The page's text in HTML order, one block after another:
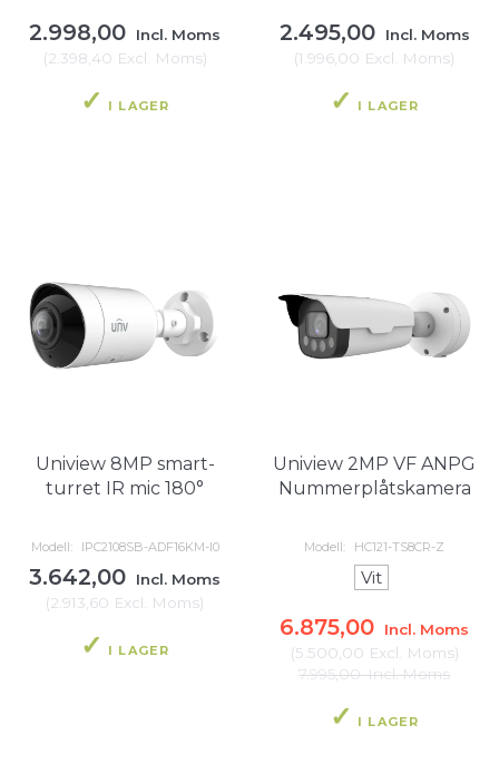
2.998,00
Incl. Moms
(2.398,40 Excl. Moms)
I LAGER
2.495,00
Incl. Moms
(1.996,00 Excl. Moms)
I LAGER
Uniview 8MP smart-
turret IR mic 180°
Modell: IPC2108SB-ADF16KM-I0
3.642,00
Incl. Moms
(2.913,60 Excl. Moms)
I LAGER
Uniview 2MP VF ANPG
Nummerplåtskamera
Modell: HC121-TS8CR-Z
Vit
6.875,00
Incl. Moms
(5.500,00 Excl. Moms)
7.995,00Incl. Moms
I LAGER